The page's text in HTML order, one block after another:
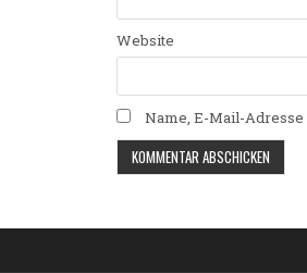
Website
Name, E-Mail-